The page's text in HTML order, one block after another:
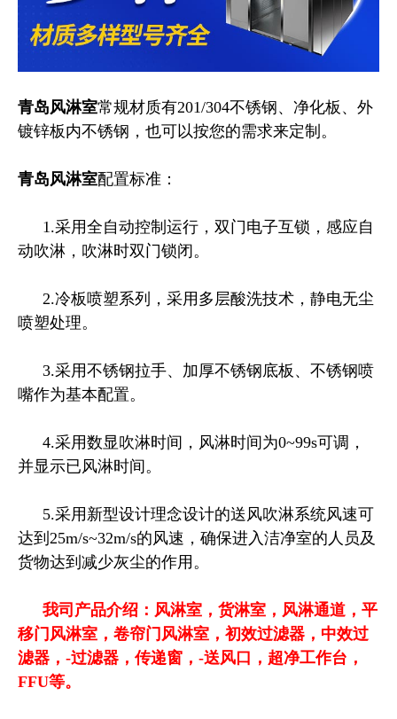
青岛风淋室常规材质有201/304不锈钢、净化板、外
镀锌板内不锈钢，也可以按您的需求来定制。
青岛风淋室配置标准：
1.采⽤全⾃动控制运⾏，双门电⼦互锁，感应⾃
动吹淋，吹淋时双门锁闭。
2.冷板喷塑系列，采⽤多层酸洗技术，静电⽆尘
喷塑处理。
3.采⽤不锈钢拉⼿、加厚不锈钢底板、不锈钢喷
嘴作为基本配置。
4.采⽤数显吹淋时间，风淋时间为0~99s可调，
并显⽰已风淋时间。
5.采⽤新型设计理念设计的送风吹淋系统风速可
达到 25m/s~32m/s的风速，确保进⼊洁净室的⼈员及
货物达到 减少灰尘的作用 。
我司产品介绍：风淋室，货淋室， 风淋通道，平
移门风淋室，卷帘门风淋室， 初效过滤器，中效过
滤器，-过滤器，传递窗，-送风口，超净工作台，
FFU等。